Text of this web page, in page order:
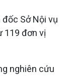
Sở Nội vụ
119 đơn vị
nghiên cứu